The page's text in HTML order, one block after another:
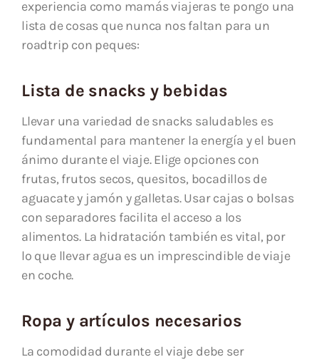
experiencia como mamás viajeras te pongo una
lista de cosas que nunca nos faltan para un
roadtrip con peques:
Lista de snacks y bebidas
Llevar una variedad de snacks saludables es
fundamental para mantener la energía y el buen
ánimo durante el viaje. Elige opciones con
frutas, frutos secos, quesitos, bocadillos de
aguacate y jamón y galletas. Usar cajas o bolsas
con separadores facilita el acceso a los
alimentos. La hidratación también es vital, por
lo que llevar agua es un imprescindible de viaje
en coche.
Ropa y artículos necesarios
La comodidad durante el viaje debe ser